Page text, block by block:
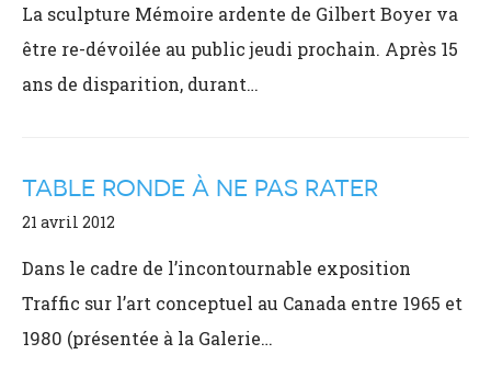
La sculpture Mémoire ardente de Gilbert Boyer va
être re-dévoilée au public jeudi prochain. Après 15
ans de disparition, durant…
TABLE RONDE À NE PAS RATER
21 avril 2012
Dans le cadre de l’incontournable exposition
Traffic sur l’art conceptuel au Canada entre 1965 et
1980 (présentée à la Galerie…